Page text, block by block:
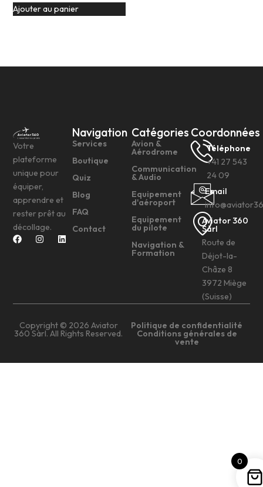
Ajouter au panier
Votre
plateforme
unique pour
équiper,
apprendre et
rester prêt au
décollage.
Navigation
Services
Boutique
Quiz
Blog
FAQ
Contact
Catégories
Avion &
Aérodrome
Communication
& Audio
Equipement
d'aéroport
Equipement
du pilote
Navigation &
Formation
Coordonnées
Téléphone
+41 27 543
24 09
Email
Aviator 360
Sàrl
Route de
Déjot-la-
Châze 8
3972 Miège
(Suisse)
Copyright © 2026 Aviator
360 Sàrl. All Rights Reserved.
Politique de confidentialité
Conditions générales de
vente
0